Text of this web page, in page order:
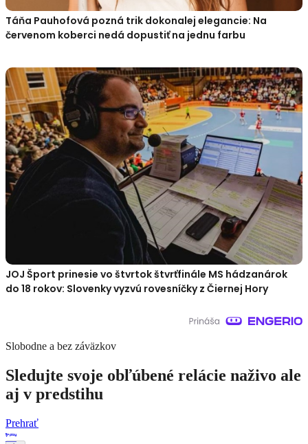
Táňa Pauhofová pozná trik dokonalej elegancie: Na
červenom koberci nedá dopustiť na jednu farbu
JOJ Šport prinesie vo štvrtok štvrťfinále MS hádzanárok
do 18 rokov: Slovenky vyzvú rovesníčky z Čiernej Hory
Slobodne a bez záväzkov
Sledujte svoje obľúbené relácie naživo ale
aj v predstihu
Prehrať